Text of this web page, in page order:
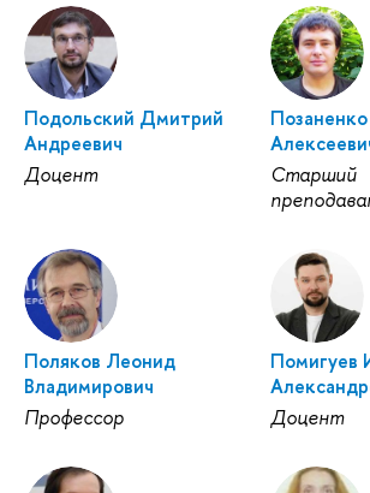
Подольский Дмитрий
Андреевич
Доцент
Старший
Поляков Леонид
Владимирович
Профессор
Помигуев
Доцент